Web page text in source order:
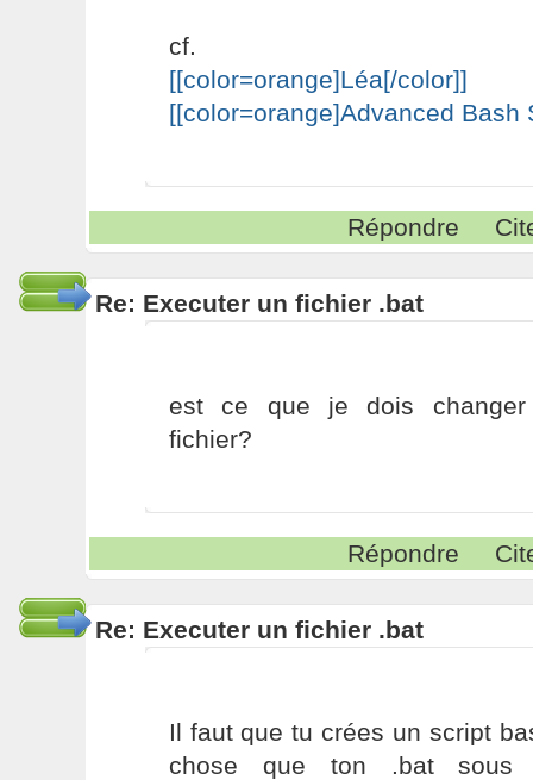
cf.
[[color=orange]Léa[/color]]
[[color=orange]Advanced Bash
Répondre
Re: Executer un fichier .bat
est ce que je dois changer
fichier?
Répondre
Re: Executer un fichier .bat
Il faut que tu crées un script
chose que ton .bat